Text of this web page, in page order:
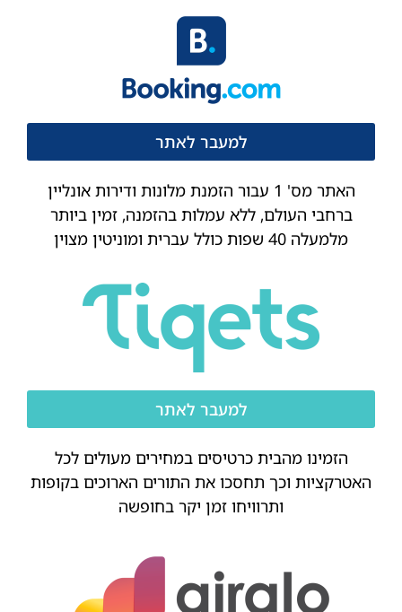
למעבר לאתר
האתר מס' 1 עבור הזמנת מלונות ודירות אונליין
ברחבי העולם, ללא עמלות בהזמנה, זמין ביותר
מלמעלה 40 שפות כולל עברית ומוניטין מצוין
למעבר לאתר
הזמינו מהבית כרטיסים במחירים מעולים לכל
האטרקציות וכך תחסכו את התורים הארוכים בקופות
ותרוויחו זמן יקר בחופשה